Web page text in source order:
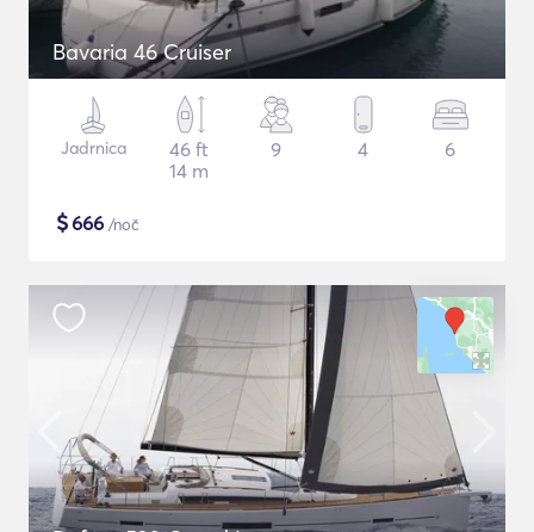
Bavaria 46 Cruiser
Jadrnica
46 ft
14 m
9 4 6
$666 /noč